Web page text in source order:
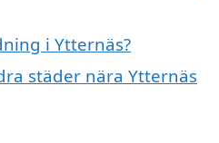
i Ytternäs?
städer nära Ytternäs